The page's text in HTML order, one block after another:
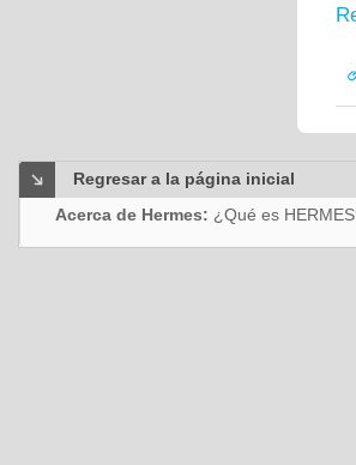
Regresar a la página inicial
Acerca de Hermes: ¿Qué es